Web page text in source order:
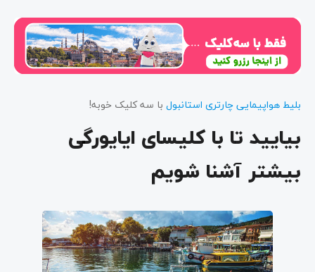
بلیط‌ هواپیمایی چارتری استانبول با سه کلیک خوبه!
بیایید تا با کلیسای ایایورگی
بیشتر آشنا شویم